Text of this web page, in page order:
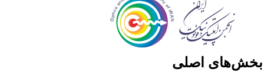
اصلی